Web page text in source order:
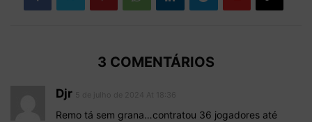
3 COMENTÁRIOS
Djr
Remo tá sem grana…contratou 36 jogadores até